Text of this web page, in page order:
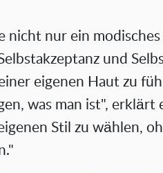
nicht nur ein
und
eigenen Haut zu
was man ist", erklärt
Stil zu wählen,